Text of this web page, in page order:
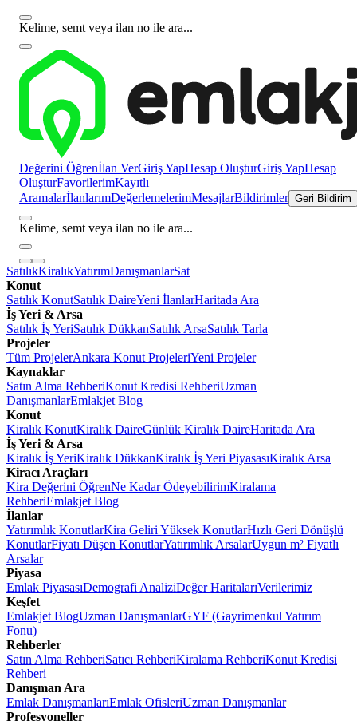
Kelime, semt veya ilan no ile ara...
Değerini Öğrenİlan VerGiriş YapHesap OluşturGiriş YapHesap
OluşturFavorilerimKayıtlı
AramalarİlanlarımDeğerlemelerimMesajlarBildirimler Geri Bildirim
Kelime, semt veya ilan no ile ara...
SatılıkKiralıkYatırımDanışmanlarSat
Konut
Satılık KonutSatılık DaireYeni İlanlarHaritada Ara
İş Yeri & Arsa
Satılık İş YeriSatılık DükkanSatılık ArsaSatılık Tarla
Projeler
Tüm ProjelerAnkara Konut ProjeleriYeni Projeler
Kaynaklar
Satın Alma RehberiKonut Kredisi RehberiUzman
DanışmanlarEmlakjet Blog
Konut
Kiralık KonutKiralık DaireGünlük Kiralık DaireHaritada Ara
İş Yeri & Arsa
Kiralık İş YeriKiralık DükkanKiralık İş Yeri PiyasasıKiralık Arsa
Kiracı Araçları
Kira Değerini ÖğrenNe Kadar ÖdeyebilirimKiralama
RehberiEmlakjet Blog
İlanlar
Yatırımlık KonutlarKira Geliri Yüksek KonutlarHızlı Geri Dönüşlü
KonutlarFiyatı Düşen KonutlarYatırımlık ArsalarUygun m² Fiyatlı
Arsalar
Piyasa
Emlak PiyasasıDemografi AnaliziDeğer HaritalarıVerilerimiz
Keşfet
Emlakjet BlogUzman DanışmanlarGYF (Gayrimenkul Yatırım
Fonu)
Rehberler
Satın Alma RehberiSatıcı RehberiKiralama RehberiKonut Kredisi
Rehberi
Danışman Ara
Emlak DanışmanlarıEmlak OfisleriUzman Danışmanlar
Profesyoneller